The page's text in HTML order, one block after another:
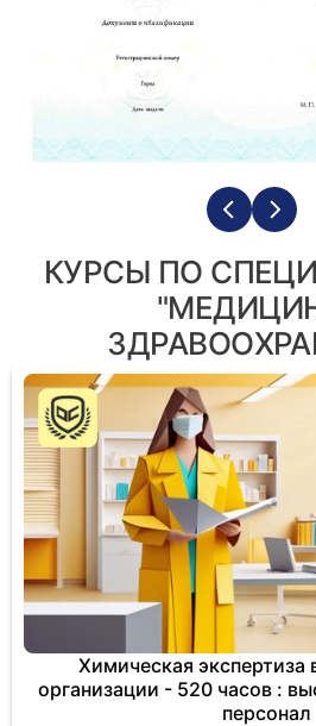
КУРСЫ ПО
Химическая экспертиза
организации - 520 часов :
персонал